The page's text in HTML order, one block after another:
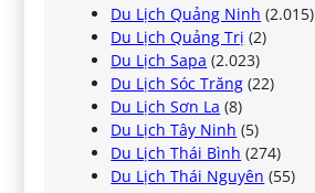
Du Lịch Quảng Ninh (2.015)
Du Lịch Quảng Trị (2)
Du Lịch Sapa (2.023)
Du Lịch Sóc Trăng (22)
Du Lịch Sơn La (8)
Du Lịch Tây Ninh (5)
Du Lịch Thái Bình (274)
Du Lịch Thái Nguyên (55)